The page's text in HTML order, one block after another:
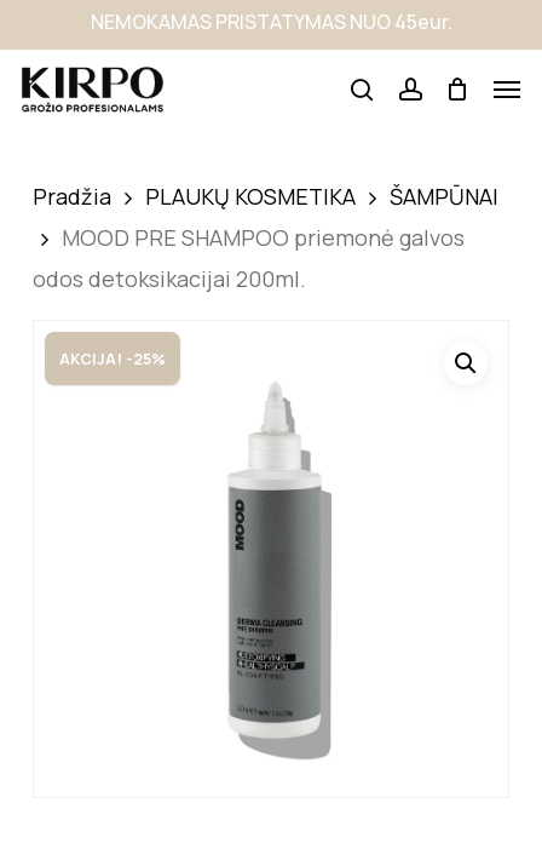
to
main
NEMOKAMAS PRISTATYMAS NUO 45eur.
Pradžia PLAUKŲ KOSMETIKA
ŠAMPŪNAI
MOOD PRE SHAMPOO priemonė galvos
odos detoksikacijai 200ml.
AKCIJA! -25%